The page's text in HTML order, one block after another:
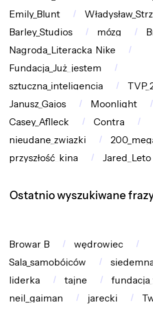
Emily_Blunt
Barley_Studios
mózg
Nagroda_Literacka_Nike
Fundacja_Już_jestem
sztuczna_inteligencja
Janusz_Gajos
Moonlight
Casey_Aflleck
Contra
nieudane_związki
przyszłość_kina
Jared_Leto
Ostatnio wyszukiwane
Browar_B
wędrowiec
Sala_samobójców
liderka
tajne
neil_gaiman
jarecki